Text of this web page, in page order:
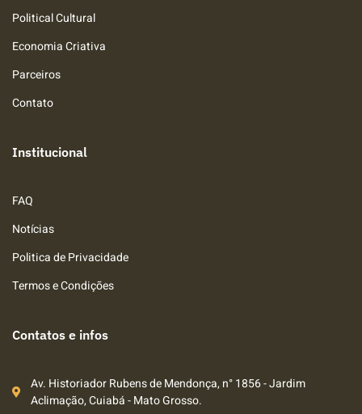
Political Cultural
Economia Criativa
Parceiros
Contato
Institucional
FAQ
Notícias
Politica de Privacidade
Termos e Condições
Contatos e infos
Av. Historiador Rubens de Mendonça, n° 1856 - Jardim
Aclimação, Cuiabá - Mato Grosso.